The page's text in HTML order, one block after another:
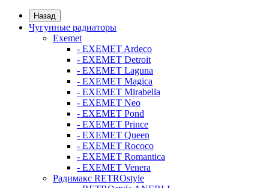
Назад
Чугунные радиаторы
Exemet
- EXEMET Ardeco
- EXEMET Detroit
- EXEMET Laguna
- EXEMET Magica
- EXEMET Mirabella
- EXEMET Neo
- EXEMET Pond
- EXEMET Prince
- EXEMET Queen
- EXEMET Rococo
- EXEMET Romantica
- EXEMET Venera
Радимакс RETROstyle